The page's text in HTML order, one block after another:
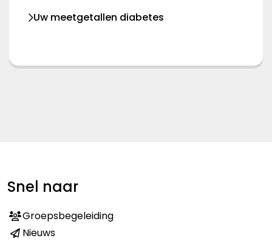
Uw meetgetallen diabetes
Snel naar
Groepsbegeleiding
Nieuws